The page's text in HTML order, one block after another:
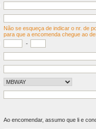
Não se esqueça de indicar o nr. de
para que a encomenda chegue ao
-
Ao encomendar, assumo que li e